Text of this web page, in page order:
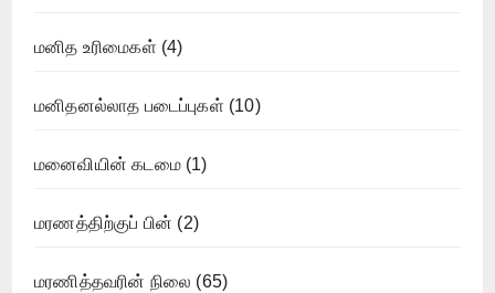
மனித உரிமைகள் (4)
மனிதனல்லாத படைப்புகள் (10)
மனைவியின் கடமை(1)
மரணத்திற்குப் பின் (2)
மரணித்தவரின் நிலை (65)